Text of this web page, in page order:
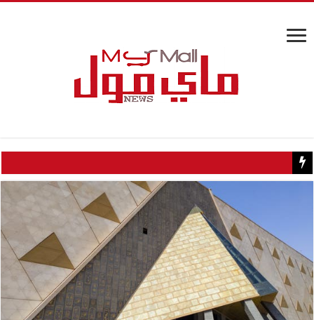
كيف تسبب سائح كويتي في إغلاق منزل عبدالحليم حافظ ومنع